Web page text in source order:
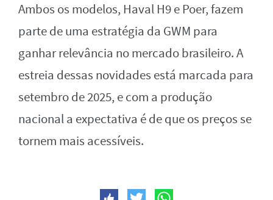
Ambos os modelos, Haval H9 e Poer, fazem
parte de uma estratégia da GWM para
ganhar relevância no mercado brasileiro. A
estreia dessas novidades está marcada para
setembro de 2025, e com a produção
nacional a expectativa é de que os preços se
tornem mais acessíveis.